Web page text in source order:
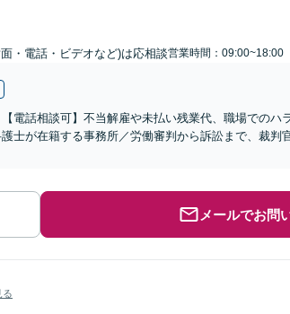
・電話・ビデオなど)は応相談営業時間：09:00~18:00
電話相談可】不当解雇や未払い残業代、職場でのハ
士が在籍する事務所／労働審判から訴訟まで、裁判
メールでお問
る